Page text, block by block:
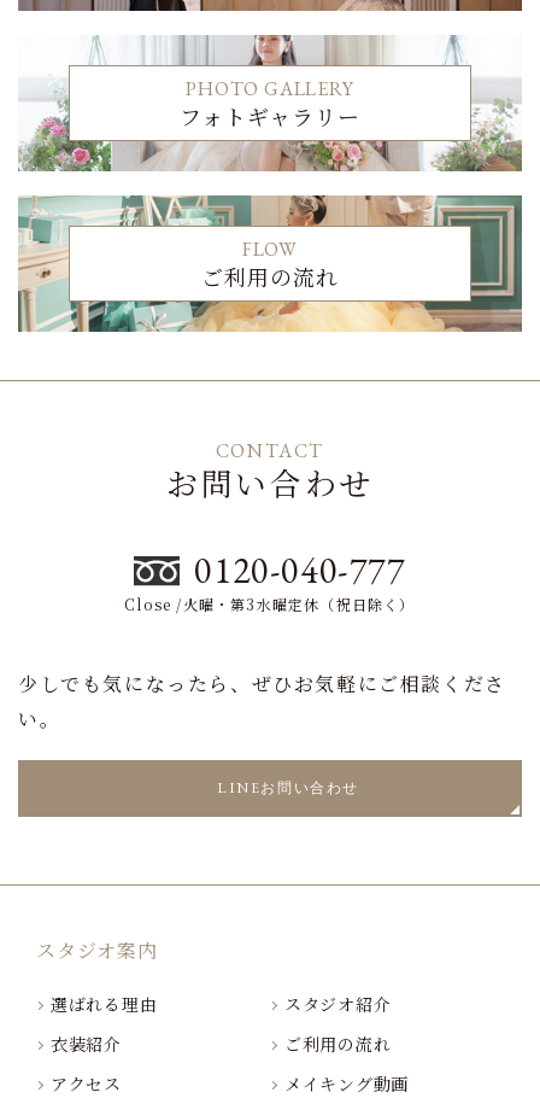
PHOTO GALLERY
フォトギャラリー
FLOW
ご利用の流れ
CONTACT
お問い合わせ
0120-040-777
Close /火曜・第3水曜定休（祝日除く）
少しでも気になったら、ぜひお気軽にご相談くださ
い。
LINEお問い合わせ
スタジオ案内
選ばれる理由
スタジオ紹介
衣装紹介
ご利用の流れ
アクセス
メイキング動画